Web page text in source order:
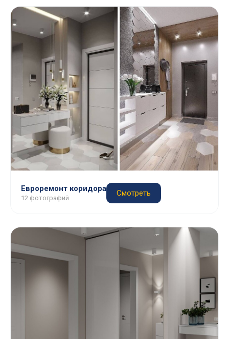
Евроремонт коридора
12 фотографий
Смотреть